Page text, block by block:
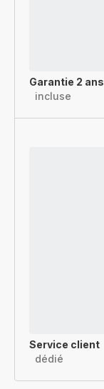
Garantie 2 ans
incluse
Service client
dédié